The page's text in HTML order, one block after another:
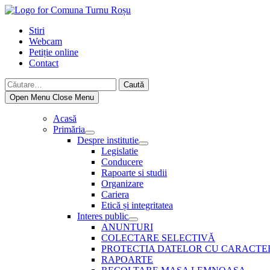
Skip
contentStiri
Webcam
Petiție online
Contact
Caută
după:
Open Menu Close Menu
Acasă
Primăria
Show
sub
menu
Despre institutie
Show
Legislatie
Conducere
Rapoarte si studii
Organizare
Cariera
Etică și integritatea
Interes public
Show
sub
menu
ANUNTURI
COLECTARE SELECTIVĂ
PROTECTIA DATELOR CU
RAPOARTE